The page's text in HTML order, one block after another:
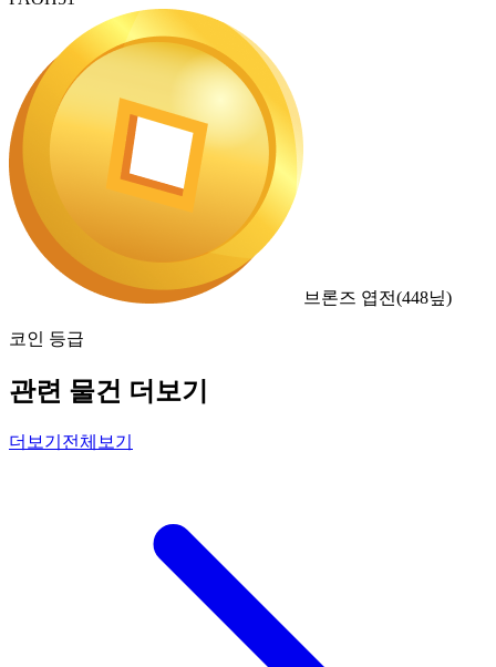
브론즈 엽전(448닢)
코인 등급
관련 물건 더보기
더보기 전체보기